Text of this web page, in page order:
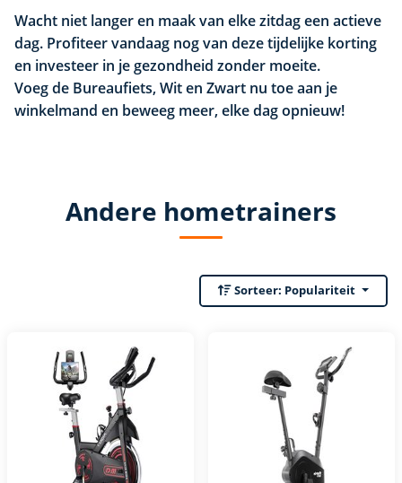
Wacht niet langer en maak van elke zitdag een actieve
dag. Profiteer vandaag nog van deze tijdelijke korting
en investeer in je gezondheid zonder moeite.
Voeg de Bureaufiets, Wit en Zwart nu toe aan je
winkelmand en beweeg meer, elke dag opnieuw!
Andere hometrainers
Sorteer: Populariteit